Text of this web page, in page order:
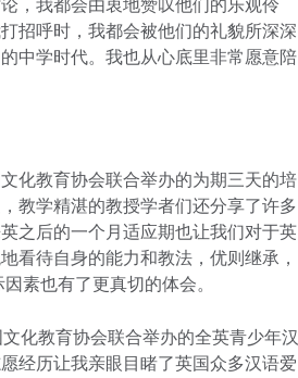
，我都会由衷地赞叹他们的乐观伶
招呼时，我都会被他们的礼貌所深深
中学时代。我也从心底里非常愿意陪
化教育协会联合举办的为期三天的培
教学精湛的教授学者们还分享了许多
之后的一个月适应期也让我们对于英
看待自身的能力和教法，优则继承，
素也有了更真切的体会。
化教育协会联合举办的全英青少年汉
经历让我亲眼目睹了英国众多汉语爱